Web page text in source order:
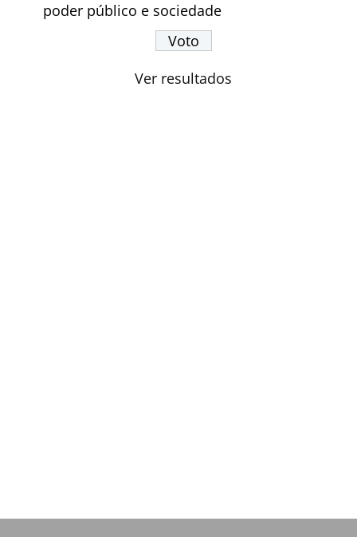
poder público e sociedade
Ver resultados